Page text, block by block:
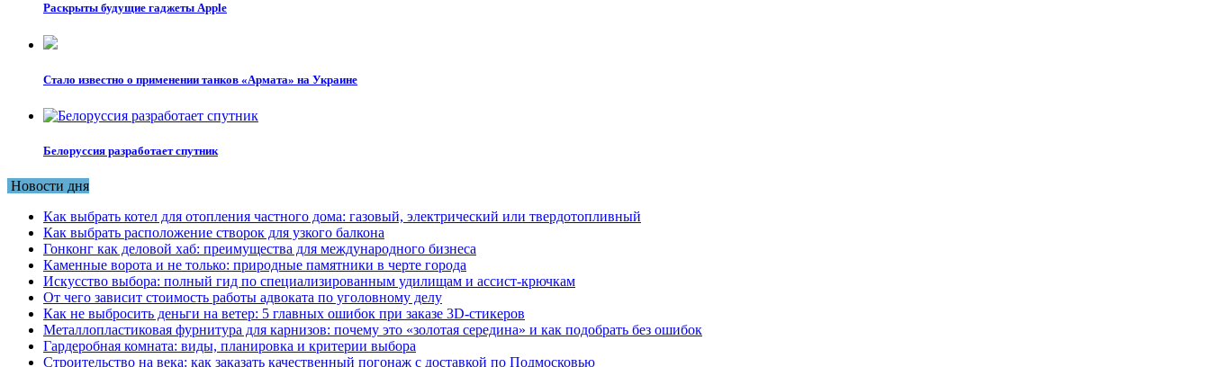
Раскрыты будущие гаджеты Apple
Стало известно о применении танков «Армата» на Украине
Белоруссия разработает спутник
Новости дня
Как выбрать котел для отопления частного дома: газовый, электрический или твердотопливный
Как выбрать расположение створок для узкого балкона
Гонконг как деловой хаб: преимущества для международного бизнеса
Каменные ворота и не только: природные памятники в черте города
Искусство выбора: полный гид по специализированным удилищам и ассист-крючкам
От чего зависит стоимость работы адвоката по уголовному делу
Как не выбросить деньги на ветер: 5 главных ошибок при заказе 3D-стикеров
Металлопластиковая фурнитура для карнизов: почему это «золотая середина» и как подобрать без ошибок
Гардеробная комната: виды, планировка и критерии выбора
Строительство на века: как заказать качественный погонаж с доставкой по Подмосковью